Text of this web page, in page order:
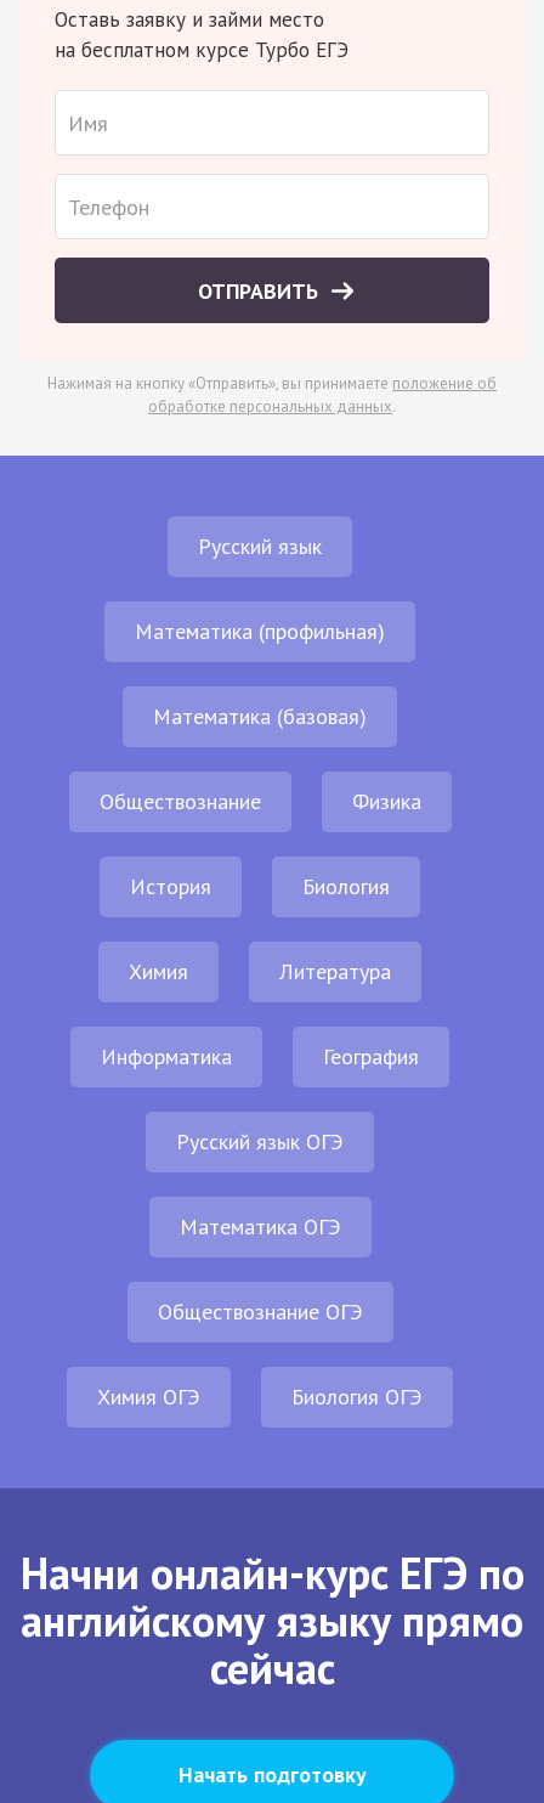
Оставь заявку и займи место
на бесплатном курсе Турбо ЕГЭ
ОТПРАВИТЬ
Нажимая на кнопку «Отправить», вы принимаете положение об
обработке персональных данных.
Русский язык
Математика (профильная)
Математика (базовая)
Обществознание Физика
История Биология
Химия Литература
Информатика География
Русский язык ОГЭ
Математика ОГЭ
Обществознание ОГЭ
Химия ОГЭ Биология ОГЭ
Начни онлайн-курс ЕГЭ по
английскому языку прямо
сейчас
Начать подготовку